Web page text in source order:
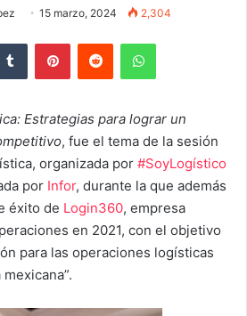
15 marzo, 2024 2,304
Estrategias para lograr un
, fue el tema de la sesión
organizada por #SoyLogístico
por Infor, durante la que además
éxito de Login360, empresa
en 2021, con el objetivo
para las operaciones logísticas